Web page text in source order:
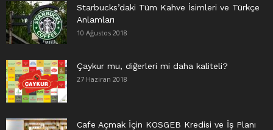
Starbucks’daki Tüm Kahve İsimleri ve Türkçe
Anlamları
10 Ağustos 2018
Çaykur mu, diğerleri mi daha kaliteli?
27 Haziran 2018
Cafe Açmak İçin KOSGEB Kredisi ve İş Planı